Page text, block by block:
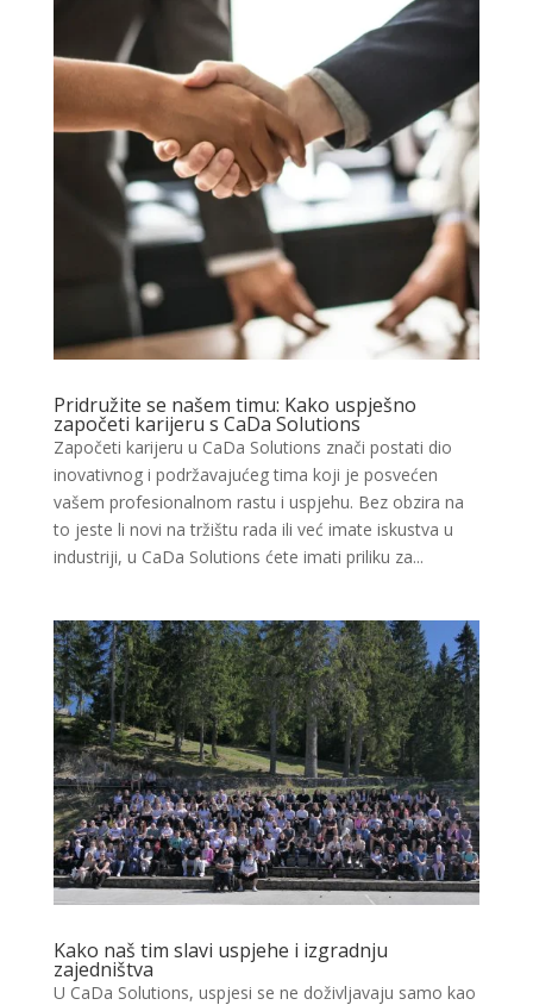
Pridružite se našem timu: Kako uspješno
započeti karijeru s CaDa Solutions
Započeti karijeru u CaDa Solutions znači postati dio
inovativnog i podržavajućeg tima koji je posvećen
vašem profesionalnom rastu i uspjehu. Bez obzira na
to jeste li novi na tržištu rada ili već imate iskustva u
industriji, u CaDa Solutions ćete imati priliku za...
Kako naš tim slavi uspjehe i izgradnju
zajedništva
U CaDa Solutions, uspjesi se ne doživljavaju samo kao